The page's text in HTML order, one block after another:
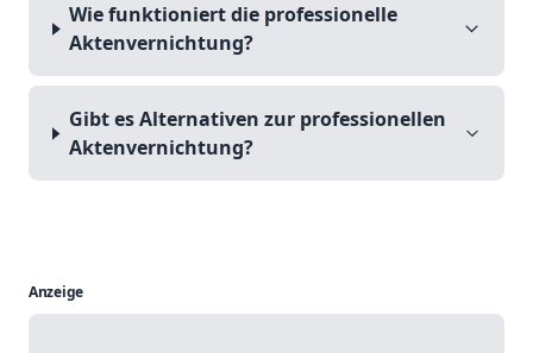
Wie funktioniert die professionelle
Aktenvernichtung?
Gibt es Alternativen zur professionellen
Aktenvernichtung?
Anzeige